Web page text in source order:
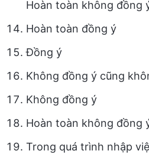
Hoàn toàn không đồng
Hoàn toàn đồng ý
Đồng ý
Không đồng ý cũng
Không đồng ý
Hoàn toàn không đồng
Trong quá trình nhập